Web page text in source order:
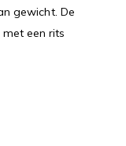
gewicht. De
een rits